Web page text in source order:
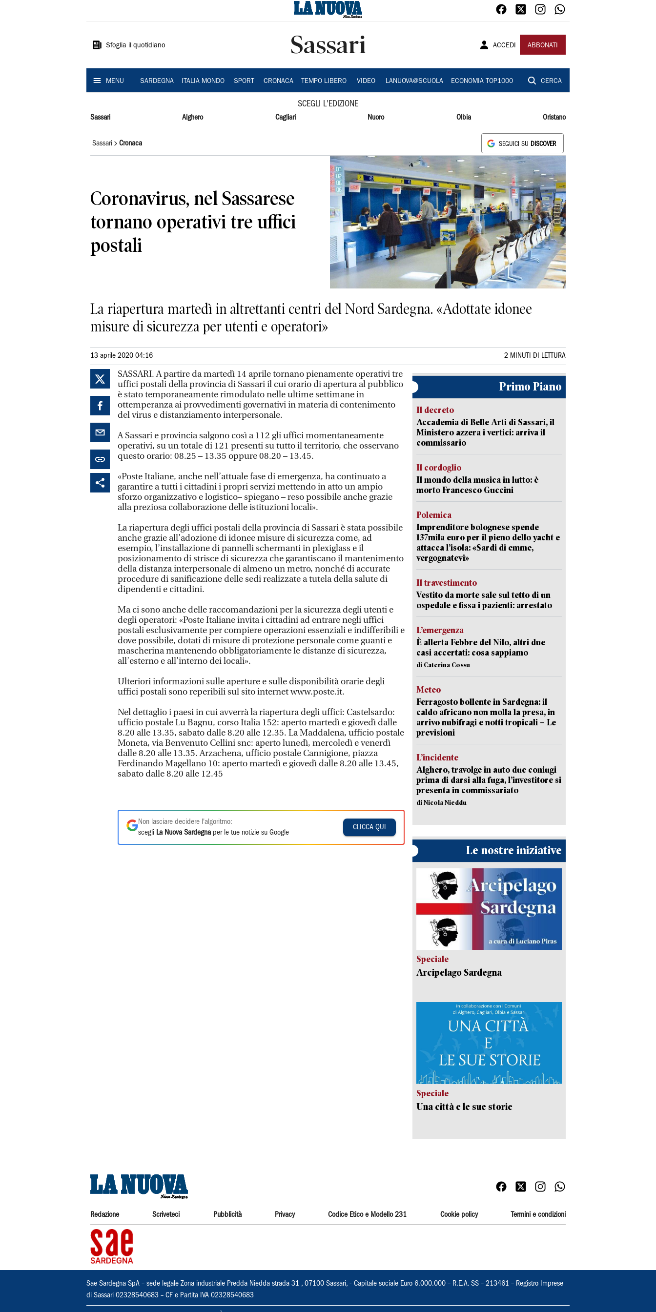
Sardegna
Sfoglia il quotidiano Sassari ACCEDI ABBONATI
MENU SARDEGNA ITALIA MONDO SPORT CRONACA TEMPO LIBERO VIDEO LANUOVA@SCUOLA ECONOMIA TOP1000 CERCA
SCEGLI L'EDIZIONE
Sassari Alghero Cagliari Nuoro Olbia Oristano
Sassari Cronaca SEGUICI SU DISCOVER
Coronavirus, nel Sassarese
tornano operativi tre uffici
postali
La riapertura martedì in altrettanti centri del Nord Sardegna. «Adottate idonee
misure di sicurezza per utenti e operatori»
13 aprile 2020 04:16 2 MINUTI DI LETTURA
SASSARI. A partire da martedì 14 aprile tornano pienamente operativi tre
uffici postali della provincia di Sassari il cui orario di apertura al pubblico
è stato temporaneamente rimodulato nelle ultime settimane in
ottemperanza ai provvedimenti governativi in materia di contenimento
del virus e distanziamento interpersonale.
A Sassari e provincia salgono così a 112 gli uffici momentaneamente
operativi, su un totale di 121 presenti su tutto il territorio, che osservano
questo orario: 08.25 – 13.35 oppure 08.20 – 13.45.
«Poste Italiane, anche nell’attuale fase di emergenza, ha continuato a
garantire a tutti i cittadini i propri servizi mettendo in atto un ampio
sforzo organizzativo e logistico– spiegano – reso possibile anche grazie
alla preziosa collaborazione delle istituzioni locali».
La riapertura degli uffici postali della provincia di Sassari è stata possibile
anche grazie all’adozione di idonee misure di sicurezza come, ad
esempio, l’installazione di pannelli schermanti in plexiglass e il
posizionamento di strisce di sicurezza che garantiscano il mantenimento
della distanza interpersonale di almeno un metro, nonché di accurate
procedure di sanificazione delle sedi realizzate a tutela della salute di
dipendenti e cittadini.
Ma ci sono anche delle raccomandazioni per la sicurezza degli utenti e
degli operatori: «Poste Italiane invita i cittadini ad entrare negli uffici
postali esclusivamente per compiere operazioni essenziali e indifferibili e
dove possibile, dotati di misure di protezione personale come guanti e
mascherina mantenendo obbligatoriamente le distanze di sicurezza,
all’esterno e all’interno dei locali».
Ulteriori informazioni sulle aperture e sulle disponibilità orarie degli
uffici postali sono reperibili sul sito internet www.poste.it.
Nel dettaglio i paesi in cui avverrà la riapertura degli uffici: Castelsardo:
ufficio postale Lu Bagnu, corso Italia 152: aperto martedì e giovedì dalle
8.20 alle 13.35, sabato dalle 8.20 alle 12.35. La Maddalena, ufficio postale
Moneta, via Benvenuto Cellini snc: aperto lunedì, mercoledì e venerdì
dalle 8.20 alle 13.35. Arzachena, ufficio postale Cannigione, piazza
Ferdinando Magellano 10: aperto martedì e giovedì dalle 8.20 alle 13.45,
sabato dalle 8.20 alle 12.45
Non lasciare decidere l'algoritmo:
scegli La Nuova Sardegna per le tue notizie su Google
CLICCA QUI
Primo Piano
Il decreto
Accademia di Belle Arti di Sassari, il
Ministero azzera i vertici: arriva il
commissario
Il cordoglio
Il mondo della musica in lutto: è
morto Francesco Guccini
Polemica
Imprenditore bolognese spende
137mila euro per il pieno dello yacht e
attacca l’isola: «Sardi di emme,
vergognatevi»
Il travestimento
Vestito da morte sale sul tetto di un
ospedale e fissa i pazienti: arrestato
L’emergenza
È allerta Febbre del Nilo, altri due
casi accertati: cosa sappiamo
di Caterina Cossu
Meteo
Ferragosto bollente in Sardegna: il
caldo africano non molla la presa, in
arrivo nubifragi e notti tropicali – Le
previsioni
L’incidente
Alghero, travolge in auto due coniugi
prima di darsi alla fuga, l’investitore si
presenta in commissariato
di Nicola Nieddu
Le nostre iniziative
Speciale
Arcipelago Sardegna
Speciale
Una città e le sue storie
Redazione Scriveteci Pubblicità Privacy Codice Etico e Modello 231 Cookie policy Termini e condizioni
Sae Sardegna SpA – sede legale Zona industriale Predda Niedda strada 31 , 07100 Sassari, - Capitale sociale Euro 6.000.000 – R.E.A. SS – 213461 – Registro Imprese
di Sassari 02328540683 – CF e Partita IVA 02328540683